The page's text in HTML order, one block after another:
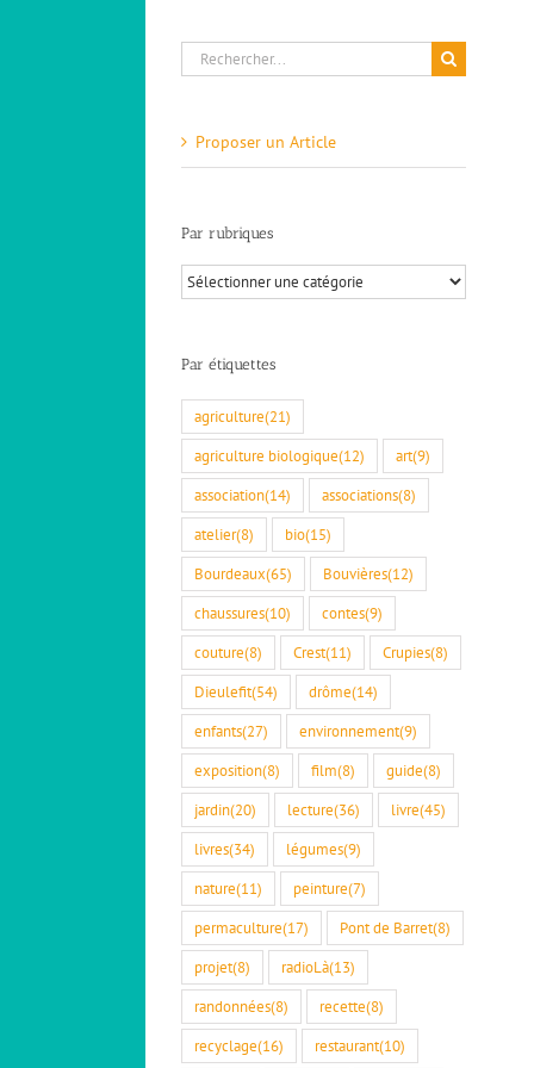
Rechercher:
Proposer un Article
Par rubriques
Par
rubriques
Par étiquettes
agriculture(21)
agriculture biologique(12) art(9)
association(14) associations(8)
atelier(8) bio(15)
Bourdeaux(65) Bouvières(12)
chaussures(10) contes(9)
couture(8) Crest(11) Crupies(8)
Dieulefit(54) drôme(14)
enfants(27) environnement(9)
exposition(8) film(8) guide(8)
jardin(20) lecture(36) livre(45)
livres(34) légumes(9)
nature(11) peinture(7)
permaculture(17) Pont de Barret(8)
projet(8) radioLà(13)
randonnées(8) recette(8)
recyclage(16) restaurant(10)